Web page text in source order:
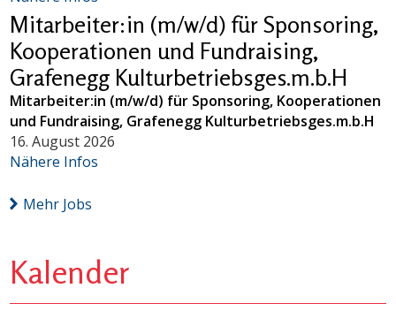
Mitarbeiter:in (m/w/d) für Sponsoring,
Kooperationen und Fundraising,
Grafenegg Kulturbetriebsges.m.b.H
Mitarbeiter:in (m/w/d) für Sponsoring, Kooperationen
und Fundraising, Grafenegg Kulturbetriebsges.m.b.H
16. August 2026
Nähere Infos
Mehr Jobs
Kalender